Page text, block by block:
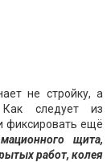
не стройку, а
Как следует из
фиксировать ещё
щита,
работ, колея